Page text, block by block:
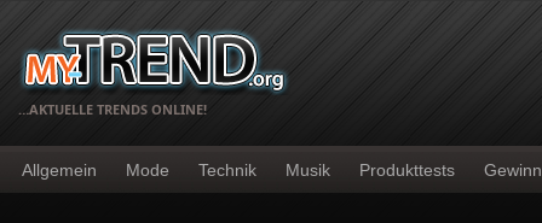
…AKTUELLE TRENDS ONLINE!
Allgemein Mode Technik Musik Produkttests